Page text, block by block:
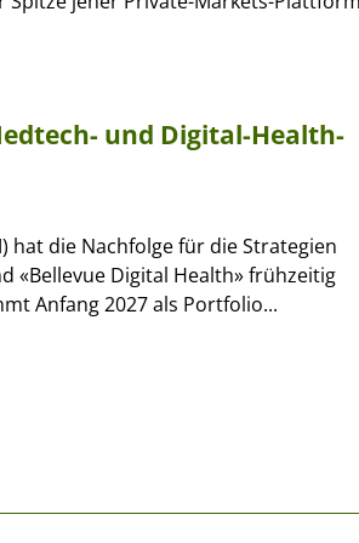
und Digital-Health-
hat die Nachfolge für die Strategien
«Bellevue Digital Health» frühzeitig
Anfang 2027 als Portfolio...